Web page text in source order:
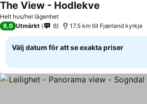
Helt hus/hel lägenhet
The View - Hodlekve
9,0 Utmärkt 6 17.5 km till Fjærland kyrkje
Välj datum för att se exakta priser